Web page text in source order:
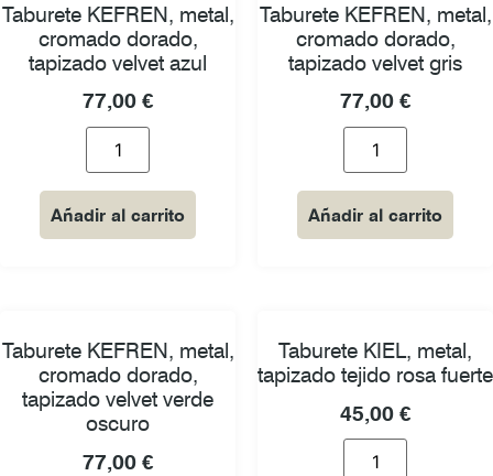
Taburete KEFREN, metal,
cromado dorado,
tapizado velvet azul
77,00 €
Añadir al carrito
Taburete KEFREN, metal,
cromado dorado,
tapizado velvet gris
77,00 €
Añadir al carrito
Taburete KEFREN, metal,
cromado dorado,
tapizado velvet verde
oscuro
77,00 €
Taburete KIEL, metal,
tapizado tejido rosa fuerte
45,00 €